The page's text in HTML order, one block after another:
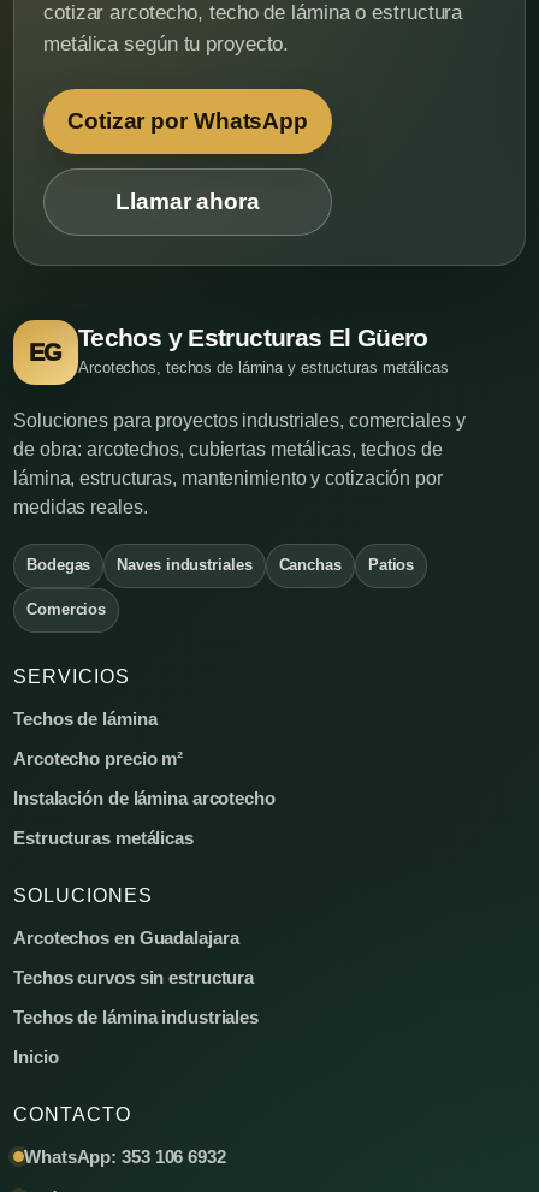
cotizar arcotecho, techo de lámina o estructura
metálica según tu proyecto.
Cotizar por WhatsApp
Llamar ahora
EG
Techos y Estructuras El Güero
Arcotechos, techos de lámina y estructuras metálicas
Soluciones para proyectos industriales, comerciales y
de obra: arcotechos, cubiertas metálicas, techos de
lámina, estructuras, mantenimiento y cotización por
medidas reales.
Bodegas Naves industriales Canchas Patios
Comercios
SERVICIOS
Techos de lámina
Arcotecho precio m²
Instalación de lámina arcotecho
Estructuras metálicas
SOLUCIONES
Arcotechos en Guadalajara
Techos curvos sin estructura
Techos de lámina industriales
Inicio
CONTACTO
WhatsApp: 353 106 6932